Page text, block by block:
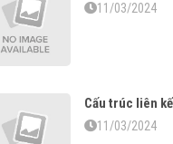
11/03/2024
11/03/2024